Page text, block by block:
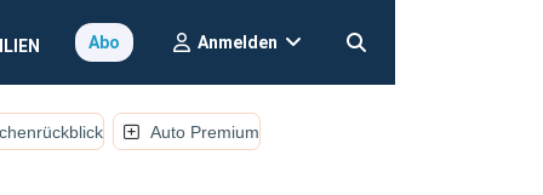
Abo Anmelden
Auto Premium